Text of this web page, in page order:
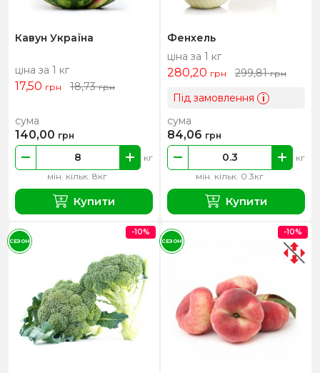
Кавун Україна
ціна за 1 кг
17,50 грн 18,73грн
мін. кільк. 8кг
кг
сума
140,00 грн
Купити
Фенхель
ціна за 1 кг
280,20 грн 299,81грн
Під замовлення i
мін. кільк. 0.3кг
кг
сума
84,06 грн
Купити
-10%
СЕЗОН
-10%
СЕЗОН